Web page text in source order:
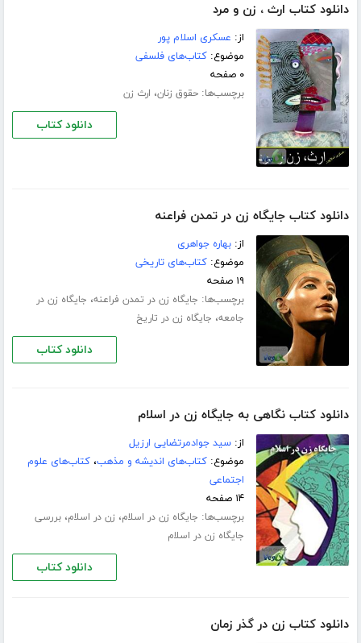
دانلود کتاب ارث ، زن و مرد
از: عسکری اسلام‏ پور
موضوع:کتاب‌های فلسفی
۰ صفحه
برچسب‌ها:حقوق زنان، ارث زن
دانلود کتاب
دانلود کتاب جایگاه زن در تمدن فراعنه
از:بهاره جواهری
موضوع:کتاب‌های تاریخی
۱۹ صفحه
برچسب‌ها: جایگاه زن در تمدن فراعنه، جایگاه زن در
جامعه، جایگاه زن در تاریخ
دانلود کتاب
دانلود کتاب نگاهی به جایگاه زن در اسلام
از:سید جوادمرتضایی ارزیل
موضوع:کتاب‌های اندیشه و مذهب،کتاب‌های علوم
اجتماعی
۱۴ صفحه
برچسب‌ها: جایگاه زن در اسلام، زن در اسلام،بررسی
جایگاه زن در اسلام
دانلود کتاب
دانلود کتاب زن در گذر زمان